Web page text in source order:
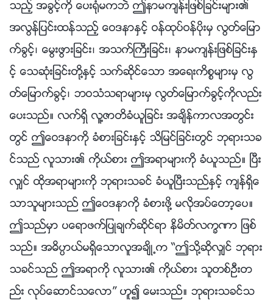
သည့္ အခြင့္ကို ေပး႐ုံမကဘဲ ဤနာမက်န္းျဖစ္ျခင္းမ်ား၏
အလြန္ျပင္းထန္သည့္ ေဝဒနာႏွင့္ ဝန္ထုပ္ဝန္ပိုးမွ လြတ္ေျမာ
က္ခြင့္၊ ေမြးဖြားျခင္း၊ အသက္ႀကီးျခင္း၊ နာမက်န္းျဖစ္ျခင္းႏွ
င့္ ေသဆုံးျခင္းတို႔ႏွင့္ သက္ဆိုင္ေသာ အေရးကိစၥမ်ားမွ လြ
တ္ေျမာက္ခြင့္၊ ဘဝသံသရာမ်ားမွ လြတ္ေျမာက္ခြင့္ကိုလည္း
ေပးသည္။ လက္ရွိ လူ႔ဇာတိခံယူျခင္း အခ်ိန္ကာလအတြင္း
တြင္ ဤေဝဒနာကို ခံစားျခင္းႏွင့္ သိျမင္ျခင္းတြင္ ဘုရားသခ
င္သည္ လူသား၏ ကိုယ္စား ဤအရာမ်ားကို ခံယူသည္။ ၿပီး
လွ်င္ ထိုအရာမ်ားကို ဘုရားသခင္ ခံယူၿပီးသည္ႏွင့္ က်န္ရွိေ
သာသူမ်ားသည္ ဤေဝဒနာကို ခံစားဖို႔ မလိုအပ္ေတာ့ေပ။
ဤသည္မွာ ပေရာဖက္ျပဳခ်က္ဆိုင္ရာ နိမိတ္လကၡဏာ ျဖစ္
သည္။ အဓိပၸာယ္မရွိေသာလူအခ်ိဳ႕က “ဤသို႔ဆိုလွ်င္ ဘုရား
သခင္သည္ ဤအရာကို လူသား၏ ကိုယ္စား သူတစ္ဦးတ
ည္း လုပ္ေဆာင္သေလာ” ဟူ၍ ေမးသည္။ ဘုရားသခင္သ